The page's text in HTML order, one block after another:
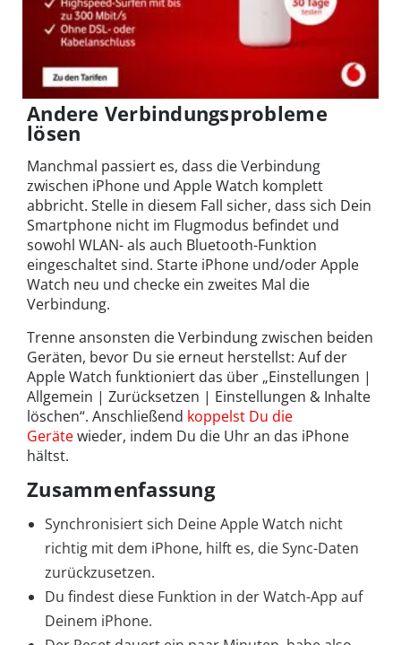
Andere Verbindungsprobleme
lösen
Manchmal passiert es, dass die Verbindung
zwischen iPhone und Apple Watch komplett
abbricht. Stelle in diesem Fall sicher, dass sich Dein
Smartphone nicht im Flugmodus befindet und
sowohl WLAN- als auch Bluetooth-Funktion
eingeschaltet sind. Starte iPhone und/oder Apple
Watch neu und checke ein zweites Mal die
Verbindung.
Trenne ansonsten die Verbindung zwischen beiden
Geräten, bevor Du sie erneut herstellst: Auf der
Apple Watch funktioniert das über „Einstellungen |
Allgemein | Zurücksetzen | Einstellungen & Inhalte
löschen“. Anschließend koppelst Du die
Gerätewieder, indem Du die Uhr an das iPhone
hältst.
Zusammenfassung
Synchronisiert sich Deine Apple Watch nicht
richtig mit dem iPhone, hilft es, die Sync-Daten
zurückzusetzen.
Du findest diese Funktion in der Watch-App auf
Deinem iPhone.